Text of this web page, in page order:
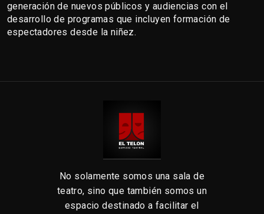
generación de nuevos públicos y audiencias con el
desarrollo de programas que incluyen formación de
espectadores desde la niñez.
No solamente somos una sala de
teatro, sino que también somos un
espacio destinado a facilitar el